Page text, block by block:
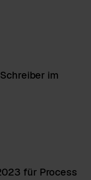
im
für Process